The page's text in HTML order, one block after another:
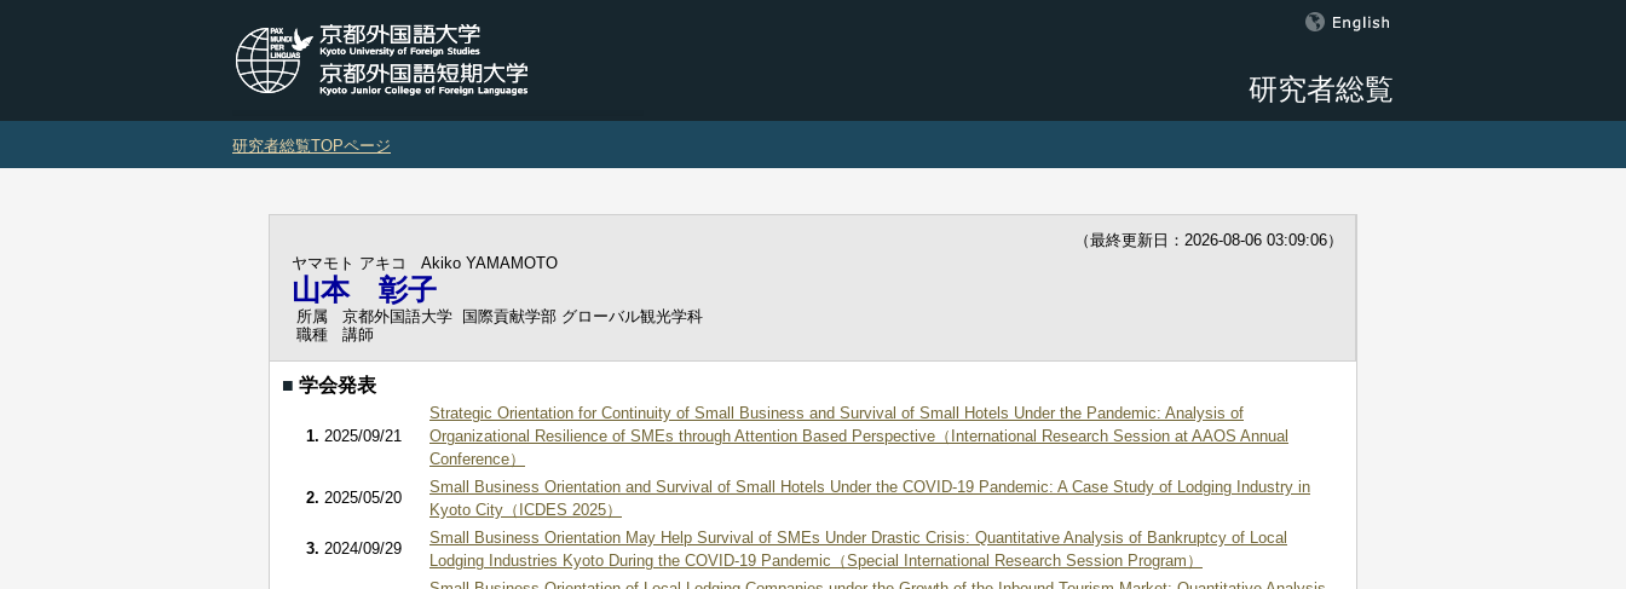
研究者総覧
研究者総覧TOPページ
（最終更新日：2026-08-06 03:09:06）
ヤマモト アキコ
Akiko YAMAMOTO
山本 彰子
所属
京都外国語大学 国際貢献学部 グローバル観光学科
職種
講師
■ 学会発表
1. 2025/09/21
Strategic Orientation for Continuity of Small Business and Survival of Small Hotels Under the Pandemic: Analysis of
Organizational Resilience of SMEs through Attention Based Perspective（International Research Session at AAOS Annual
Conference）
2. 2025/05/20
Small Business Orientation and Survival of Small Hotels Under the COVID-19 Pandemic: A Case Study of Lodging Industry in
Kyoto City（ICDES 2025）
3. 2024/09/29
Small Business Orientation May Help Survival of SMEs Under Drastic Crisis: Quantitative Analysis of Bankruptcy of Local
Lodging Industries Kyoto During the COVID-19 Pandemic（Special International Research Session Program）